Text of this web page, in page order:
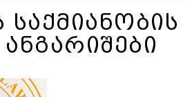
ᲡᲐᲥᲛᲘᲐᲜᲝᲑᲘᲡ